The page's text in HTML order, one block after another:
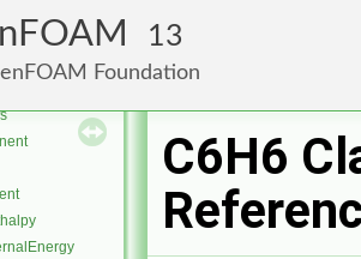
13
Foundation
C6H6